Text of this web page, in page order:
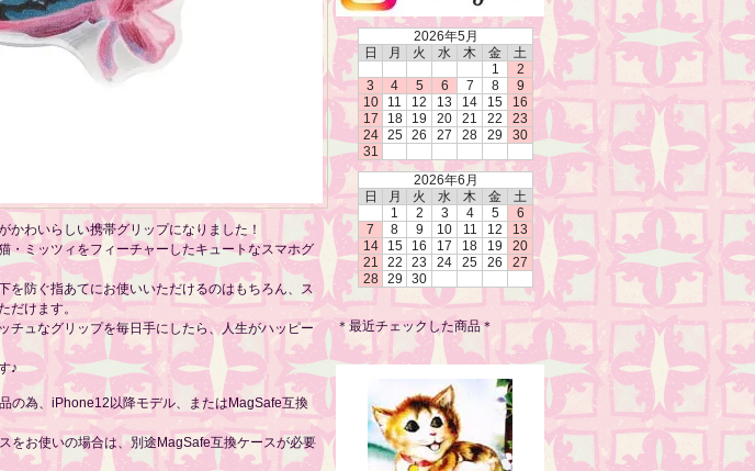
わいらしい携帯グリップになりました！
・ミッツィをフィーチャーしたキュートなスマホグ
を防ぐ指あてにお使いいただけるのはもちろん、ス
だけます。
チュなグリップを毎日手にしたら、人生がハッピー
す♪
の為、iPhone12以降モデル、またはMagSafe互換
をお使いの場合は、別途MagSafe互換ケースが必要
2026年5月
日
月 火 水 木 金
土
1
2
3
4 5 6 7 8
9
10
11 12 13 14 15
16
17
18 19 20 21 22
23
24
25 26 27 28 29
30
31
2026年6月
日
月 火 水 木 金
土
1
2 3 4 5
6
7
8 9 10 11 12
13
14
15 16 17 18 19
20
21
22 23 24 25 26
27
28
29 30
＊最近チェックした商品＊